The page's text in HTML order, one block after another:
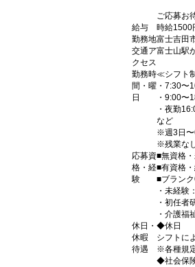
ご応募お
給与
時給1500
勤務地富士吉田
交通ア
クセス
富士山駅
勤務時
間・曜
日
≪シフト
・7:30〜
・9:00〜
・夜勤
など
※週3日〜
※残業な
応募資
格・経
験
■無資格
■有資格
■ブラン
・未経験
・初任者
・介護福
休日・
休暇
◆休日
シフトに
待遇
※各種規
◆社会保